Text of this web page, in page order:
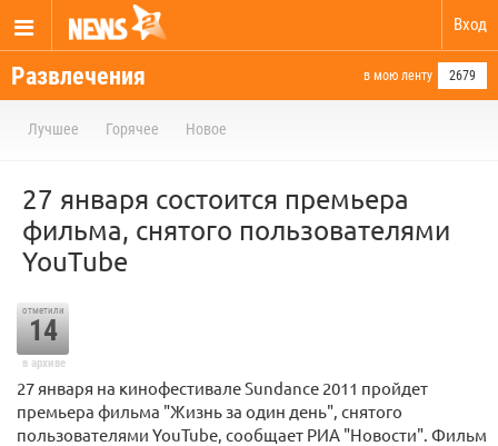
Вход
Развлечения в мою ленту 2679
Лучшее Горячее Новое
27 января состоится премьера
фильма, снятого пользователями
YouTube
отметили
14
в архиве
27 января на кинофестивале Sundance 2011 пройдет
премьера фильма "Жизнь за один день", снятого
пользователями YouTube, сообщает РИА "Новости". Фильм